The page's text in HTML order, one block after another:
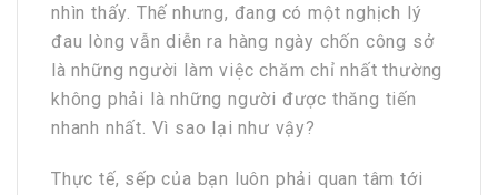
nhìn thấy. Thế nhưng, đang có một nghịch lý
đau lòng vẫn diễn ra hàng ngày chốn công sở
là những người làm việc chăm chỉ nhất thường
không phải là những người được thăng tiến
nhanh nhất. Vì sao lại như vậy?
Thực tế, sếp của bạn luôn phải quan tâm tới